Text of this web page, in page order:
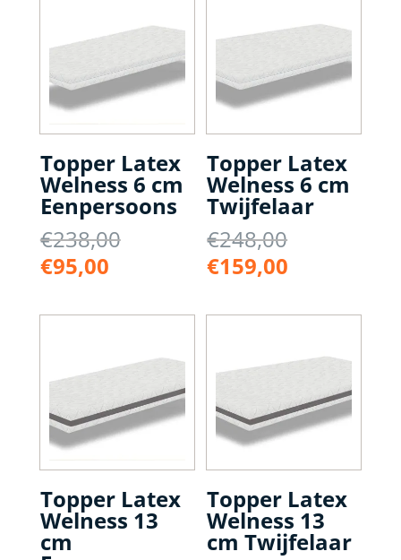
Topper Latex
Welness 6 cm
Eenpersoons
€238,00Oorspronkelijke
€238,00.
€95,00Huidige
is:
Topper Latex
Welness 6 cm
Twijfelaar
€248,00
prijs
€248,00.
€159,00
is:
Topper Latex
Welness 13
cm
Topper Latex
Welness 13
cm Twijfelaar